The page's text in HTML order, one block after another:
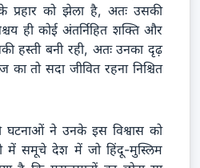
प्रहार को झेला है, अतः उसकी
ही कोई अंतर्निहित शक्ति और
हस्ती बनी रही, अतः उनका दृढ़
तो सदा जीवित रहना निश्चित
ने उनके इस विश्वास को
में समूचे देश में जो हिंदू-मुस्लिम